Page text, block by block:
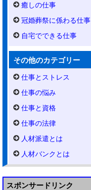
癒しの仕事
冠婚葬祭に係わる仕事
自宅でできる仕事
その他のカテゴリー
仕事とストレス
仕事の悩み
仕事と資格
仕事の法律
人材派遣とは
人材バンクとは
スポンサードリンク